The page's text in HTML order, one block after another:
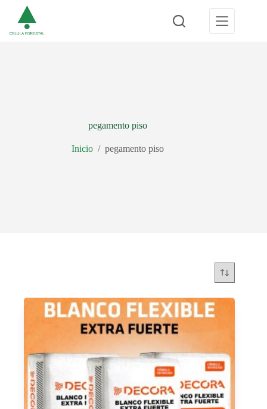
contenido
pegamento piso
Inicio / pegamento piso